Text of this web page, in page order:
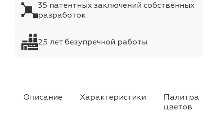
35 патентных заключений собственных
разработок
25 лет безупречной работы
Описание Характеристики
Палитра
цветов